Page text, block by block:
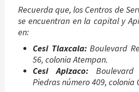
Recuerda que, los Centros de
se encuentran en la capital y
en:
Cesi Tlaxcala:Boulevard
56, colonia Atempan.
Cesi Apizaco: Boulevard
Piedras número 409, colonia